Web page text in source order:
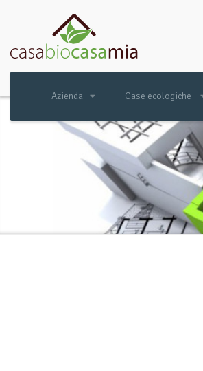
Azienda Case ecologiche